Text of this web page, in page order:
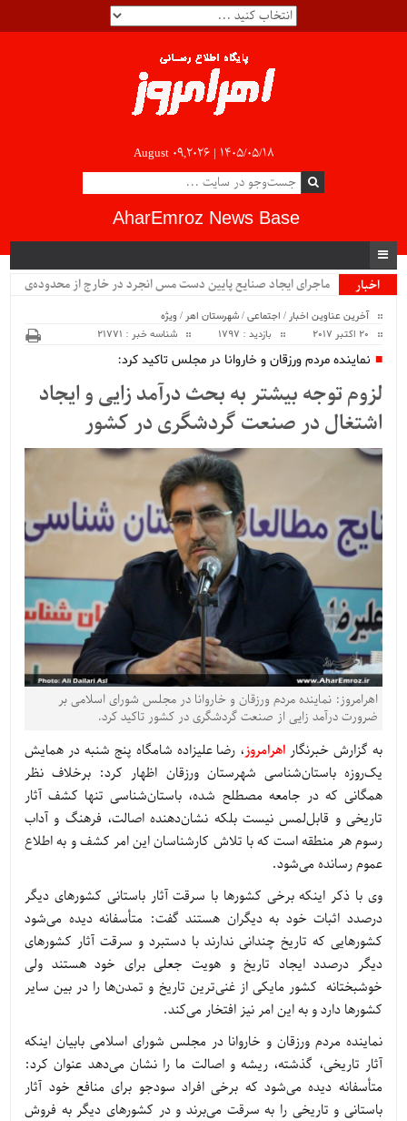
August 09,2026 | ۱۴۰۵/۰۵/۱۸
AharEmroz News Base
اخبار
ماجرای ایجاد صنایع پایین دست مس انجرد در خارج از محدوده‌ی
آخرین عناوین اخبار / اجتماعی/شهرستان اهر / ویژه
بازدید : 1797 شناسه خبر : 21771
نماینده مردم ورزقان و خاروانا در مجلس تاکید کرد:
لزوم توجه بیشتر به بحث درآمد زایی و ایجاد
اشتغال در صنعت گردشگری در کشور
اهرامروز: نماینده مردم ورزقان و خاروانا در مجلس شورای اسلامی بر
ضرورت درآمد زایی از صنعت گردشگری در کشور تاکید کرد.
به گزارش خبرنگار اهرامروز، رضا علیزاده شامگاه پنج شنبه در همایش
یک‌روزه باستان‌شناسی شهرستان ورزقان اظهار کرد: برخلاف نظر
همگانی که در جامعه مصطلح شده، باستان‌شناسی تنها کشف آثار
تاریخی و قابل‌لمس نیست بلکه نشان‌دهنده اصالت، فرهنگ و آداب
رسوم هر منطقه است که با تلاش کارشناسان این امر کشف و به اطلاع
عموم رسانده می‌شود.
وی با ذکر اینکه برخی کشورها با سرقت آثار باستانی کشورهای دیگر
درصدد اثبات خود به دیگران هستند گفت: متأسفانه دیده می‌شود
کشورهایی که تاریخ چندانی ندارند با دستبرد و سرقت آثار کشورهای
دیگر درصدد ایجاد تاریخ و هویت جعلی برای خود هستند ولی
خوشبختانه کشور مایکی از غنی‌ترین تاریخ و تمدن‌ها را در بین سایر
کشورها دارد و به این امر نیز افتخار می‌کند.
نماینده مردم ورزقان و خاروانا در مجلس شورای اسلامی بابیان اینکه
آثار تاریخی، گذشته، ریشه و اصالت ما را نشان می‌دهد عنوان کرد:
متأسفانه دیده می‌شود که برخی افراد سودجو برای منافع خود آثار
باستانی و تاریخی را به سرقت می‌برند و در کشورهای دیگر به فروش